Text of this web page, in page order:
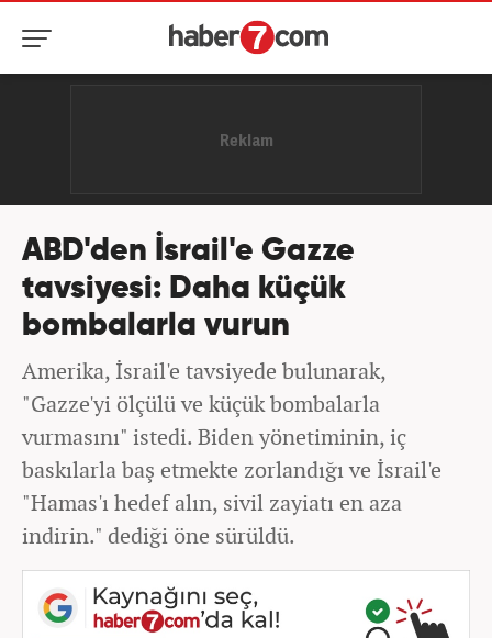
ABD'den İsrail'e Gazze
tavsiyesi: Daha küçük
bombalarla vurun
Amerika, İsrail'e tavsiyede bulunarak,
"Gazze'yi ölçülü ve küçük bombalarla
vurmasını" istedi. Biden yönetiminin, iç
baskılarla baş etmekte zorlandığı ve İsrail'e
"Hamas'ı hedef alın, sivil zayiatı en aza
indirin." dediği öne sürüldü.